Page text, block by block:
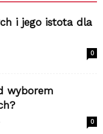
i jego istota dla
0
wyborem
0